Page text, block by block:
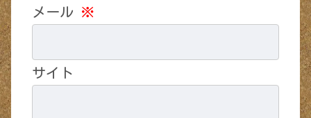
メール ※
サイト